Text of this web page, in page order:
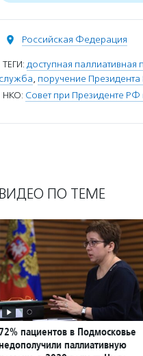
Российская Федерация
ТЕГИ: доступная
служба, поручение
НКО: Совет при Президенте
ВИДЕО ПО ТЕМЕ
72% пациентов в Подмосковье
паллиативную